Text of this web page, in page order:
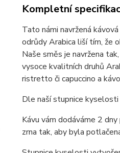
Kompletní
Tato námi navržená
odrůdy Arabica liší tím, že
Naše směs je navržena
vysoce kvalitních druhů
ristretto či capuccino a
Dle naší stupnice
Kávu vám dodáváme 2
zrna tak, aby byla